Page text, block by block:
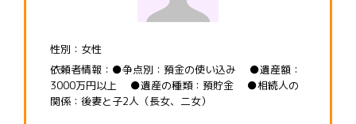
性別：女性
依頼者情報：●争点別：預金の使い込み ●遺産額：
3000万円以上 ●遺産の種類：預貯金 ●相続人の
関係：後妻と子2人（長女、二女）